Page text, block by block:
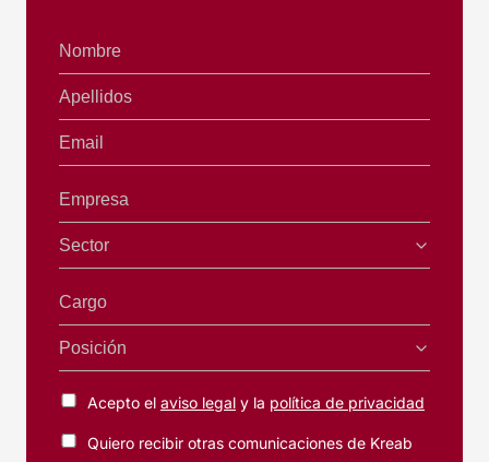
Nombre
Apellidos
Email
Empresa
Sector
Cargo
Posición
Acepto el aviso legal y la política de privacidad
Quiero recibir otras comunicaciones de Kreab